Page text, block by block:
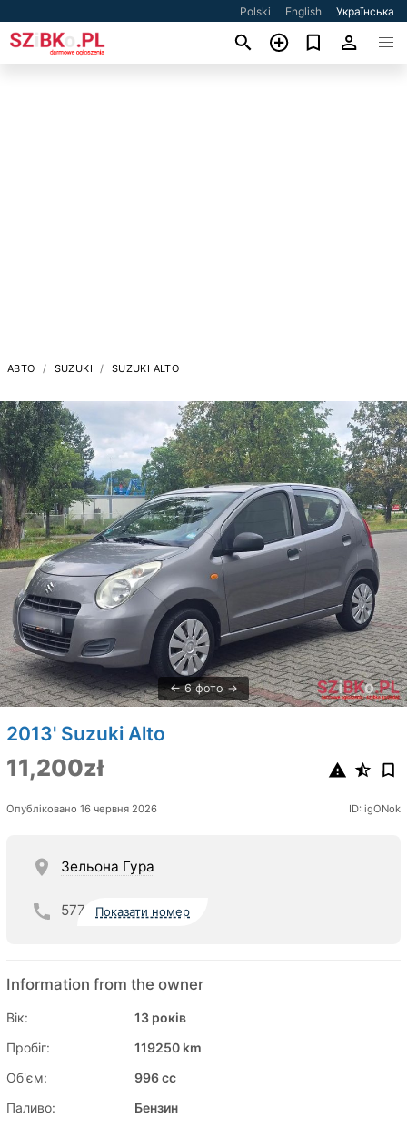
Polski English Українська
АВТО SUZUKI SUZUKI ALTO
6 фото
2013' Suzuki Alto
11,200zł
Опубліковано 16 червня 2026 ID: igONok
Зельона Гура
577 Показати номер
Information from the owner
Вік:
13 років
Пробіг:
119250 km
Об'єм:
996 cc
Паливо:
Бензин